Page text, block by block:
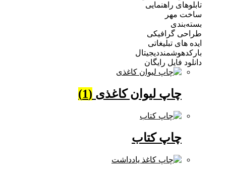
راهنمایی
گرافیکی
تبلیغاتی
فایل رایگان
چاپ لیوان کاغذی(1)
چاپ کتاب